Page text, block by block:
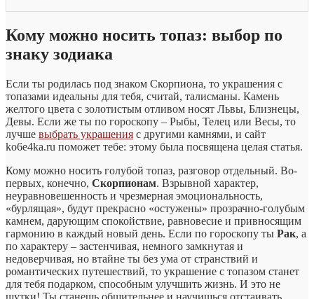
Кому можно носить топаз: выбор по
знаку зодиака
Если ты родилась под знаком Скорпиона, то украшения с
топазами идеальны для тебя, считай, талисманы. Камень
желтого цвета с золотистым отливом носят Львы, Близнецы,
Девы. Если же ты по гороскопу – Рыбы, Телец или Весы, то
лучше выбрать украшения с другими камнями, и сайт
ko6e4ka.ru поможет тебе: этому была посвящена целая статья.
Кому можно носить голубой топаз, разговор отдельный. Во-
первых, конечно, Скорпионам. Взрывной характер,
неуравновешенность и чрезмерная эмоциональность,
«бурлящая», будут прекрасно «остужены» прозрачно-голубым
камнем, дарующим спокойствие, равновесие и привносящим
гармонию в каждый новый день. Если по гороскопу ты Рак, а
по характеру – застенчивая, немного замкнутая и
недоверчивая, но втайне ты без ума от странствий и
романтических путешествий, то украшение с топазом станет
для тебя подарком, способным улучшить жизнь. И это не
шутки! Ты станешь общительнее и научишься отстаивать